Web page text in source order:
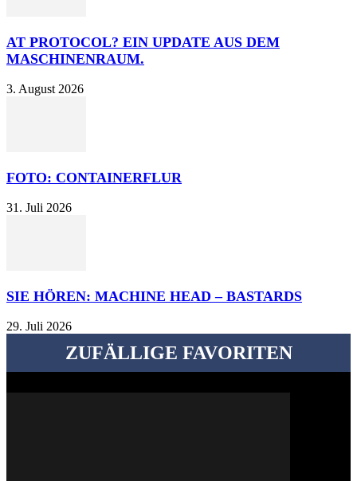
AT PROTOCOL? EIN UPDATE AUS DEM
MASCHINENRAUM.
3. August 2026
FOTO: CONTAINERFLUR
31. Juli 2026
SIE HÖREN: MACHINE HEAD – BASTARDS
29. Juli 2026
ZUFÄLLIGE FAVORITEN